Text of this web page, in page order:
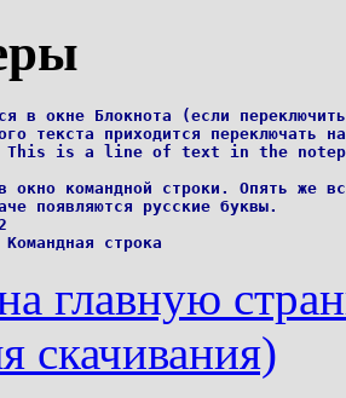
в окне Блокнота (если
текста приходится переключать
This is a line of text in the
окно командной строки. Опять же
появляются русские буквы.
главную
скачивания)